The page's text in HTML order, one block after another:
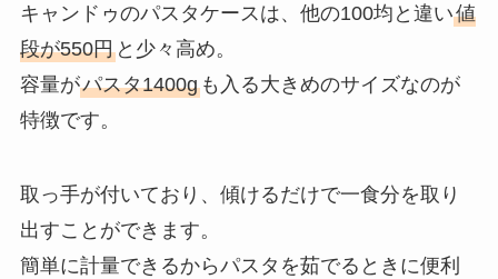
キャンドゥのパスタケースは、他の100均と違い値
段が550円と少々高め。
容量がパスタ1400gも入る大きめのサイズなのが
特徴です。
取っ手が付いており、傾けるだけで一食分を取り
出すことができます。
簡単に計量できるからパスタを茹でるときに便利